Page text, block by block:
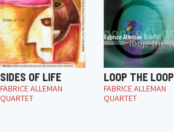
SIDES OF LIFE
FABRICE ALLEMAN
QUARTET
LOOP THE LOOP
FABRICE ALLEMAN
QUARTET